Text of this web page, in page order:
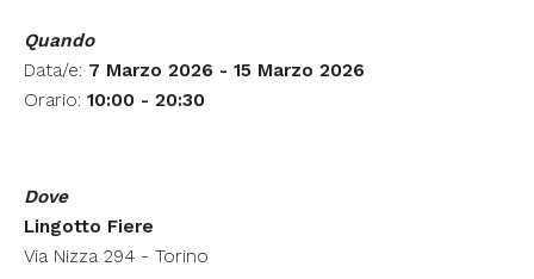
Quando
Data/e: 7 Marzo 2026 - 15 Marzo 2026
Orario:10:00 - 20:30
Dove
Lingotto Fiere
Via Nizza 294 - Torino